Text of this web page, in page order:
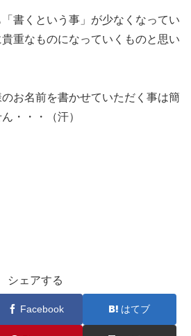
書くという事」が少なくなってい
重なものになっていくものと思い
お名前を書かせていただく事は簡
・・・（汗）
シェアする
Facebook はてブ